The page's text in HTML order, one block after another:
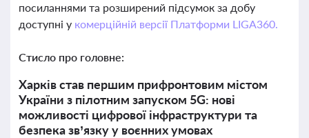
посиланнями та розширений підсумок за добу
доступні у комерційній версії Платформи LIGA360.
Стисло про головне:
Харків став першим прифронтовим містом
України з пілотним запуском 5G: нові
можливості цифрової інфраструктури та
безпека зв’язку у воєнних умовах